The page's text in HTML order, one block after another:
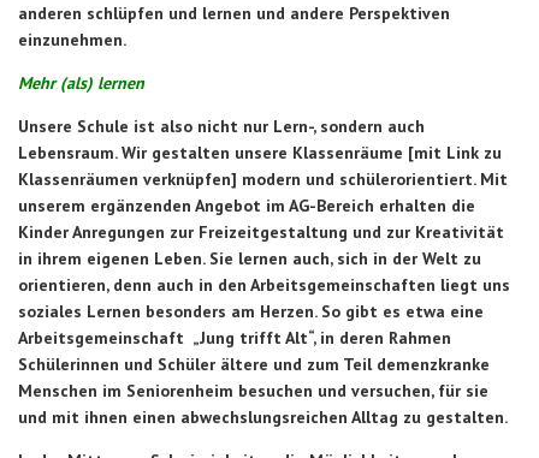
anderen schlüpfen und lernen und andere Perspektiven
einzunehmen.
Mehr (als) lernen
Unsere Schule ist also nicht nur Lern-, sondern auch
Lebensraum. Wir gestalten unsere Klassenräume [mit Link zu
Klassenräumen verknüpfen] modern und schülerorientiert. Mit
unserem ergänzenden Angebot im AG-Bereich erhalten die
Kinder Anregungen zur Freizeitgestaltung und zur Kreativität
in ihrem eigenen Leben. Sie lernen auch, sich in der Welt zu
orientieren, denn auch in den Arbeitsgemeinschaften liegt uns
soziales Lernen besonders am Herzen. So gibt es etwa eine
Arbeitsgemeinschaft „Jung trifft Alt“, in deren Rahmen
Schülerinnen und Schüler ältere und zum Teil demenzkranke
Menschen im Seniorenheim besuchen und versuchen, für sie
und mit ihnen einen abwechslungsreichen Alltag zu gestalten.